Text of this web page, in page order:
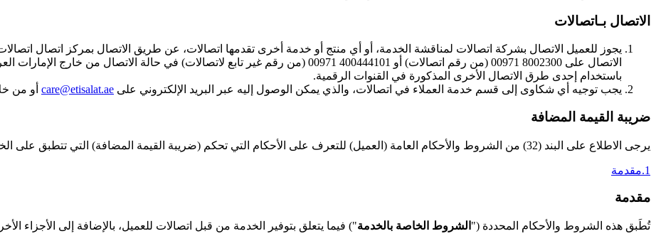
الاتصال بـاتصالات
الاتصال على 8002300 00971 (من رقم اتصالات) أو 400444101 00971 (من رقم غير تابع لاتصالات) في
باستخدام إحدى طرق الاتصال الأخرى المذكورة في القنوات الرقمية.
يجب توجيه أي شكاوى إلى قسم خدمة العملاء في اتصالات، والذي يمكن الوصول إليه عبر البريد الإلكتروني على care@etisalat.ae أو من
ضريبة القيمة المضافة
يرجى الاطلاع على البند (32) من الشروط والأحكام العامة (العميل) للتعرف على الأحكام التي تحكم (ضريبة القيمة المضافة) التي تتطبق على الخدمة.
1.مقدمة
مقدمة
تُطَبق هذه الشروط والأحكام المحددة (" الشروط الخاصة بالخدمة") فيما يتعلق بتوفير الخدمة من قبل اتصالات للعميل، بالإضافة إلى الأجزاء